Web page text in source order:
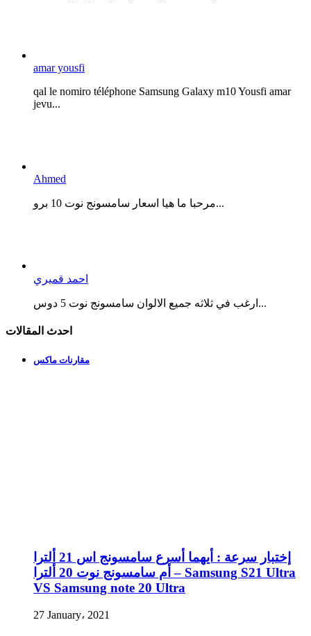
amar yousfi
qal le nomiro téléphone Samsung Galaxy m10 Yousfi amar
jevu...
Ahmed
مرحبا ما هيا اسعار سامسونج نوت 10 برو...
احمد قميري
ارغب في ثلاثه جميع الالوان سامسونج نوت 5 دوس...
احدث المقالات
مقارنات ماكس
إختبار سرعة : أيهما أسرع سامسونج اس 21 ألترا
أم سامسونج نوت 20 ألترا – Samsung S21 Ultra
VS Samsung note 20 Ultra
27 January، 2021